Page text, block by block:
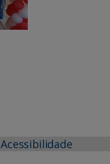
Acessibilidade